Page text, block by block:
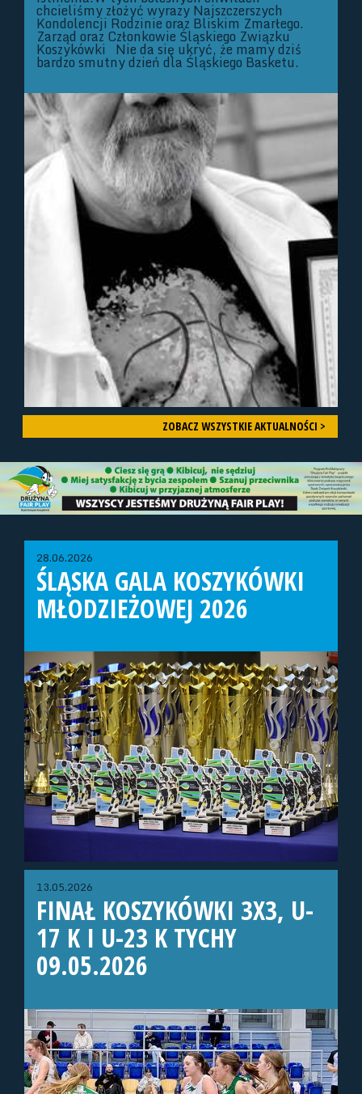
chcieliśmy złożyć wyrazy Najszczerszych
Kondolencji Rodzinie oraz Bliskim Zmarłego.
Zarząd oraz Członkowie Śląskiego Związku
Koszykówki Nie da się ukryć, że mamy dziś
bardzo smutny dzień dla Śląskiego Basketu.
ZOBACZ WSZYSTKIE AKTUALNOŚCI >
28.06.2026
ŚLĄSKA GALA KOSZYKÓWKI
MŁODZIEŻOWEJ 2026
13.05.2026
FINAŁ KOSZYKÓWKI 3X3, U-
17 K I U-23 K TYCHY
09.05.2026